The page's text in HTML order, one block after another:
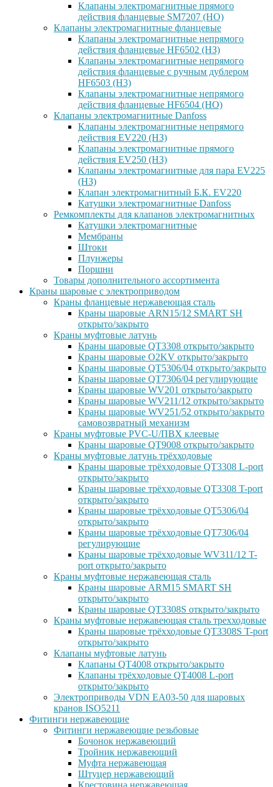
Клапаны электромагнитные прямого
действия фланцевые SM7207 (НО)
Клапаны электромагнитные фланцевые
Клапаны электромагнитные непрямого
действия фланцевые HF6502 (НЗ)
Клапаны электромагнитные непрямого
действия фланцевые с ручным дублером
HF6503 (Н3)
Клапаны электромагнитные непрямого
действия фланцевые HF6504 (НО)
Клапаны электромагнитные Danfoss
Клапаны электромагнитные непрямого
действия EV220 (НЗ)
Клапаны электромагнитные прямого
действия EV250 (НЗ)
Клапаны электромагнитные для пара EV225
(НЗ)
Клапан электромагнитный Б.К. EV220
Катушки электромагнитные Danfoss
Ремкомплекты для клапанов электромагнитных
Катушки электромагнитные
Мембраны
Штоки
Плунжеры
Поршни
Товары дополнительного ассортимента
Краны шаровые с электроприводом
Краны фланцевые нержавеющая сталь
Краны шаровые ARN15/12 SMART SH
открыто/закрыто
Краны муфтовые латунь
Краны шаровые QT3308 открыто/закрыто
Краны шаровые O2KV открыто/закрыто
Краны шаровые QT5306/04 открыто/закрыто
Краны шаровые QT7306/04 регулирующие
Краны шаровые WV201 открыто/закрыто
Краны шаровые WV211/12 открыто/закрыто
Краны шаровые WV251/52 открыто/закрыто
самовозвратный механизм
Краны муфтовые PVC-U/ПВХ клеевые
Краны шаровые QT9008 открыто/закрыто
Краны муфтовые латунь трёхходовые
Краны шаровые трёхходовые QT3308 L-port
открыто/закрыто
Краны шаровые трёхходовые QT3308 T-port
открыто/закрыто
Краны шаровые трёхходовые QT5306/04
открыто/закрыто
Краны шаровые трёхходовые QT7306/04
регулирующие
Краны шаровые трёхходовые WV311/12 T-
port открыто/закрыто
Краны муфтовые нержавеющая сталь
Краны шаровые ARM15 SMART SH
открыто/закрыто
Краны шаровые QT3308S открыто/закрыто
Краны муфтовые нержавеющая сталь трехходовые
Краны шаровые трёхходовые QT3308S T-port
открыто/закрыто
Клапаны муфтовые латунь
Клапаны QT4008 открыто/закрыто
Клапаны трёхходовые QT4008 L-port
открыто/закрыто
Электроприводы VDN EA03-50 для шаровых
кранов ISO5211
Фитинги нержавеющие
Фитинги нержавеющие резьбовые
Бочонок нержавеющий
Тройник нержавеющий
Муфта нержавеющая
Штуцер нержавеющий
Крестовина нержавеющая